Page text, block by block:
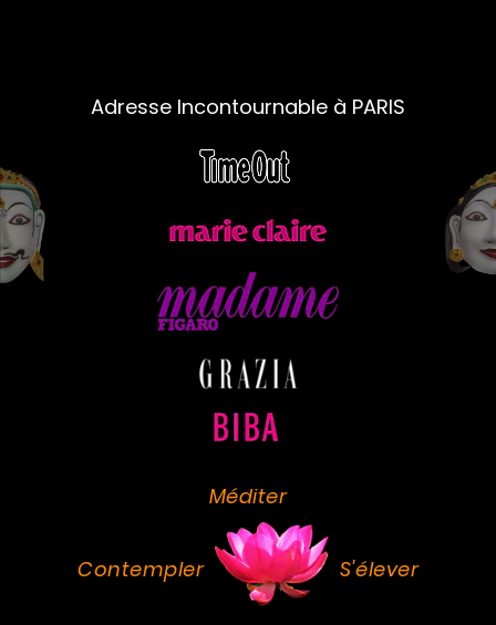
Adresse Incontournable à PARIS
Méditer
Contempler S'élever